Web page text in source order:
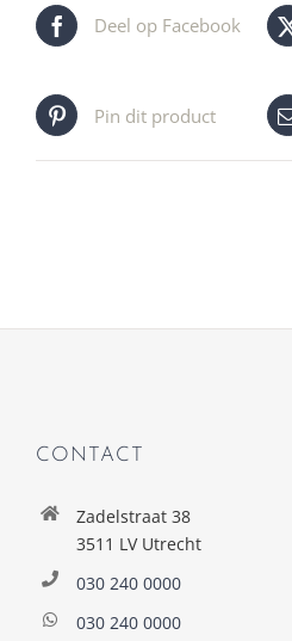
Deel op Facebook
Pin dit product
CONTACT
Zadelstraat 38
3511 LV Utrecht
030 240 0000
030 240 0000